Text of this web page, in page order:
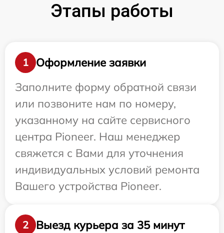
Этапы работы
1
Оформление заявки
Заполните форму обратной связи
или позвоните нам по номеру,
указанному на сайте сервисного
центра Pioneer. Наш менеджер
свяжется с Вами для уточнения
индивидуальных условий ремонта
Вашего устройства Pioneer.
2
Выезд курьера за 35 минут